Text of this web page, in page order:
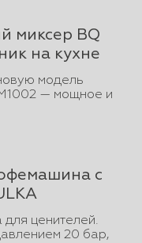
миксер BQ
на кухне
модель
— мощное и
с
ценителей.
20 бар,